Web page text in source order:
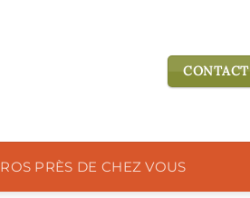
CONTACT
PRÈS DE CHEZ VOUS